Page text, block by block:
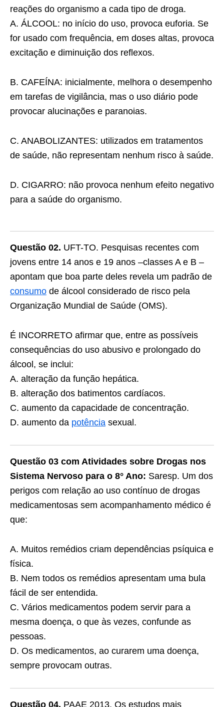
reações do organismo a cada tipo de droga.
A. ÁLCOOL: no início do uso, provoca euforia. Se
for usado com frequência, em doses altas, provoca
excitação e diminuição dos reflexos.
B. CAFEÍNA: inicialmente, melhora o desempenho
em tarefas de vigilância, mas o uso diário pode
provocar alucinações e paranoias.
C. ANABOLIZANTES: utilizados em tratamentos
de saúde, não representam nenhum risco à saúde.
D. CIGARRO: não provoca nenhum efeito negativo
para a saúde do organismo.
Questão 02. UFT-TO. Pesquisas recentes com
jovens entre 14 anos e 19 anos –classes A e B –
apontam que boa parte deles revela um padrão de
consumo de álcool considerado de risco pela
Organização Mundial de Saúde (OMS).
É INCORRETO afirmar que, entre as possíveis
consequências do uso abusivo e prolongado do
álcool, se inclui:
A. alteração da função hepática.
B. alteração dos batimentos cardíacos.
C. aumento da capacidade de concentração.
D. aumento da potência sexual.
Questão 03 com Atividades sobre Drogas nos
Sistema Nervoso para o 8° Ano: Saresp. Um dos
perigos com relação ao uso contínuo de drogas
medicamentosas sem acompanhamento médico é
que:
A. Muitos remédios criam dependências psíquica e
física.
B. Nem todos os remédios apresentam uma bula
fácil de ser entendida.
C. Vários medicamentos podem servir para a
mesma doença, o que às vezes, confunde as
pessoas.
D. Os medicamentos, ao curarem uma doença,
sempre provocam outras.
Questão 04. PAAE 2013. Os estudos mais